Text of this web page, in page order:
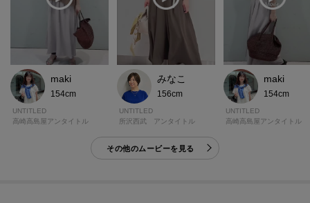
maki
154cm
UNTITLED
高崎高島屋アンタイトル
みなこ
156cm
UNTITLED
所沢西武 アンタイトル
maki
154cm
UNTITLED
高崎高島屋アンタイトル
その他のムービーを見る